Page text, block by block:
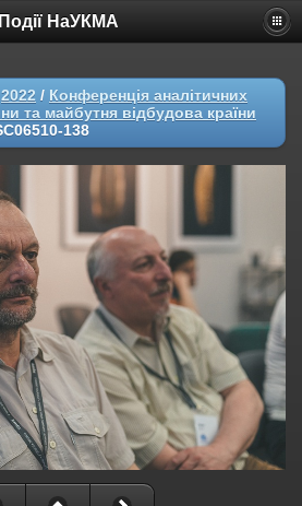
Події НаУКМА
2022 / Конференція аналітичних
та майбутня відбудова країни
138